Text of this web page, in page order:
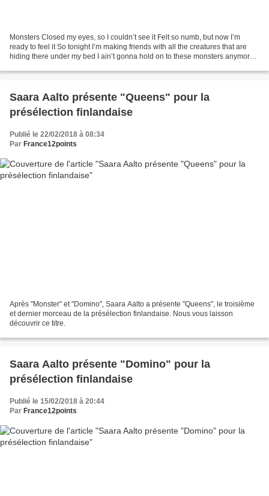
Monsters Closed my eyes, so I couldn’t see it Felt so numb, but now I’m
ready to feel it So tonight I’m making friends with all the creatures that are
hiding there under my bed I ain’t gonna hold on to these monsters anymore
Saara Aalto présente "Queens" pour la
présélection finlandaise
Publié le 22/02/2018 à 08:34
Par France12points
Après "Monster" et "Domino", Saara Aalto a présente "Queens", le troisième
et dernier morceau de la présélection finlandaise. Nous vous laisson
découvrir ce titre.
Saara Aalto présente "Domino" pour la
présélection finlandaise
Publié le 15/02/2018 à 20:44
Par France12points